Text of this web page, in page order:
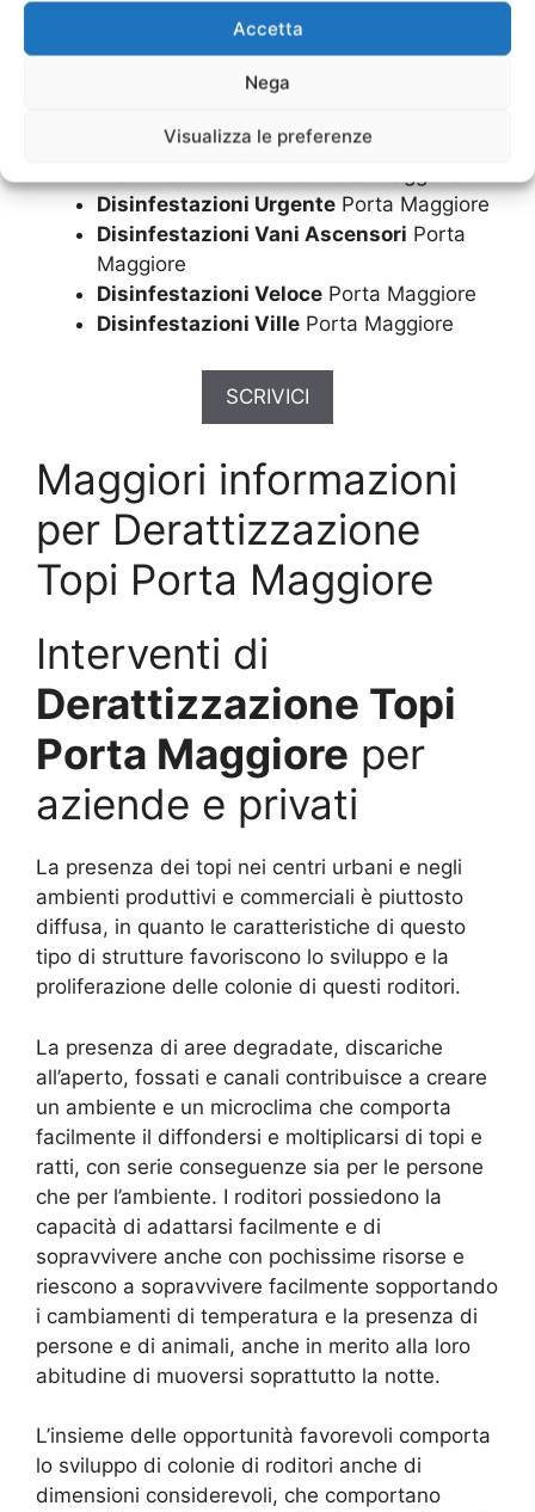
Accetta
Nega
Visualizza le preferenze
Disinfestazioni Sistemi
Disinfestazioni Topi in CasaPorta
Maggiore
Disinfestazioni Urgente Porta Maggiore
Disinfestazioni Vani Ascensori Porta
Maggiore
Disinfestazioni Veloce Porta Maggiore
Disinfestazioni Ville Porta Maggiore
SCRIVICI
Maggiori informazioni
per Derattizzazione
Topi Porta Maggiore
Interventi di
Derattizzazione Topi
Porta Maggiore per
aziende e privati
La presenza dei topi nei centri urbani e negli
ambienti produttivi e commerciali è piuttosto
diffusa, in quanto le caratteristiche di questo
tipo di strutture favoriscono lo sviluppo e la
proliferazione delle colonie di questi roditori.
La presenza di aree degradate, discariche
all’aperto, fossati e canali contribuisce a creare
un ambiente e un microclima che comporta
facilmente il diffondersi e moltiplicarsi di topi e
ratti, con serie conseguenze sia per le persone
che per l’ambiente. I roditori possiedono la
capacità di adattarsi facilmente e di
sopravvivere anche con pochissime risorse e
riescono a sopravvivere facilmente sopportando
i cambiamenti di temperatura e la presenza di
persone e di animali, anche in merito alla loro
abitudine di muoversi soprattutto la notte.
L’insieme delle opportunità favorevoli comporta
lo sviluppo di colonie di roditori anche di
dimensioni considerevoli, che comportano